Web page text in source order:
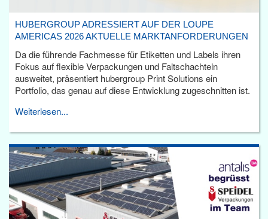
HUBERGROUP ADRESSIERT AUF DER LOUPE
AMERICAS 2026 AKTUELLE MARKTANFORDERUNGEN
Da die führende Fachmesse für Etiketten und Labels ihren
Fokus auf flexible Verpackungen und Faltschachteln
ausweitet, präsentiert hubergroup Print Solutions ein
Portfolio, das genau auf diese Entwicklung zugeschnitten ist.
Weiterlesen...